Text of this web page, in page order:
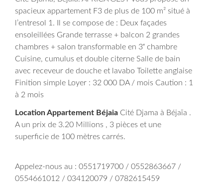
spacieux appartement F3 de plus de 100 m² situé à
l’entresol 1. Il se compose de : Deux façades
ensoleillées Grande terrasse + balcon 2 grandes
chambres + salon transformable en 3ᵉ chambre
Cuisine, cumulus et double citerne Salle de bain
avec receveur de douche et lavabo Toilette anglaise
Finition simple Loyer : 32 000 DA / mois Caution : 1
à 2 mois
Location Appartement Béjaia Cité Djama à Béjaïa .
A un prix de 3.20 Millions , 3 pièces et une
superficie de 100 mètres carrés.
Appelez-nous au : 0551719700 / 0552863667 /
0554661012 / 034120079 / 0782615459